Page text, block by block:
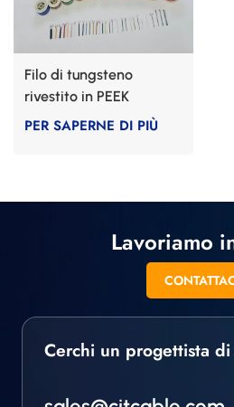
Filo di tungsteno
rivestito in PEEK
PER SAPERNE DI PIÙ
Lavoriamo
Cerchi un progettista